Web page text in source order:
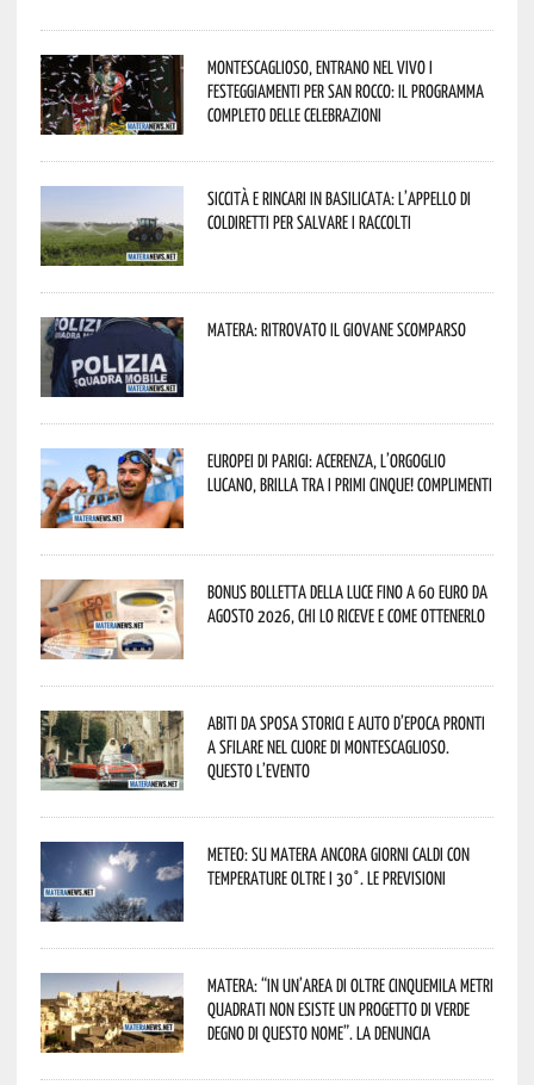
Montescaglioso, entrano nel vivo i
festeggiamenti per San Rocco: il programma
completo delle celebrazioni
Siccità e rincari in Basilicata: l’appello di
Coldiretti per salvare i raccolti
Matera: ritrovato il giovane scomparso
Europei di Parigi: Acerenza, l’orgoglio
lucano, brilla tra i primi cinque! Complimenti
Bonus bolletta della luce fino a 60 euro da
agosto 2026, chi lo riceve e come ottenerlo
Abiti da sposa storici e auto d’epoca pronti
a sfilare nel cuore di Montescaglioso.
Questo l’evento
Meteo: su Matera ancora giorni caldi con
temperature oltre i 30°. Le previsioni
Matera: “In un’area di oltre cinquemila metri
quadrati non esiste un progetto di verde
degno di questo nome”. La denuncia